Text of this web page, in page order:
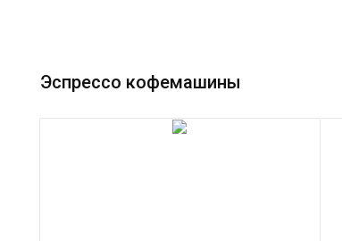
Эспрессо кофемашины